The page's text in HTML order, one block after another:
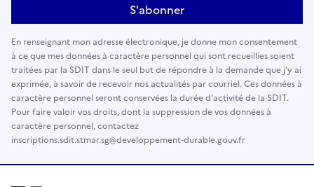
S'abonner
En renseignant mon adresse électronique, je donne mon consentement
à ce que mes données à caractère personnel qui sont recueillies soient
traitées par la SDIT dans le seul but de répondre à la demande que j’y ai
exprimée, à savoir de recevoir nos actualités par courriel. Ces données à
caractère personnel seront conservées la durée d’activité de la SDIT.
Pour faire valoir vos droits, dont la suppression de vos données à
caractère personnel, contactez
inscriptions.sdit.stmar.sg@developpement-durable.gouv.fr